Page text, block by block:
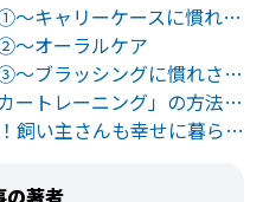
獣医師が教える子猫のしつけ①〜キャリーケースに慣れさせる
〜オーラルケア
獣医師が教える子猫のしつけ③〜ブラッシングに慣れさせる
猫を叱らないしつけ「クリッカートレーニング」の方法と注意点
一人暮らしでも猫を飼いたい！飼い主さんも幸せに暮らす5つのコツ
の著者